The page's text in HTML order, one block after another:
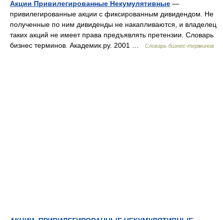
Акции Привилегированные Некумулятивные —
привилегированные акции с фиксированным дивидендом. Не
полученные по ним дивиденды не накапливаются, и владелец
таких акций не имеет права предъявлять претензии. Словарь
бизнес терминов. Академик.ру. 2001 …
Словарь бизнес-терминов